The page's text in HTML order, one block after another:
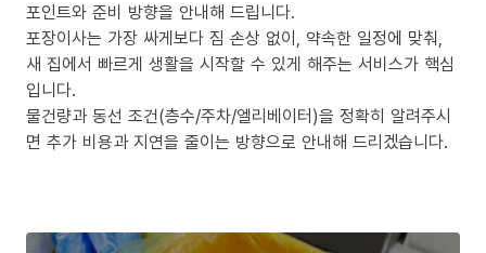
포인트와 준비 방향을 안내해 드립니다.
포장이사는 가장 싸게보다 짐 손상 없이, 약속한 일정에 맞춰,
새 집에서 빠르게 생활을 시작할 수 있게 해주는 서비스가 핵심
입니다.
물건량과 동선 조건(층수/주차/엘리베이터)을 정확히 알려주시
면 추가 비용과 지연을 줄이는 방향으로 안내해 드리겠습니다.